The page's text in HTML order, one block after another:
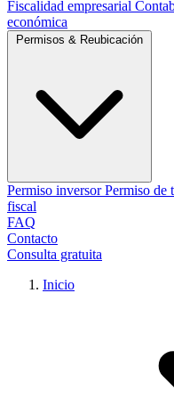
Fiscalidad empresarial
económica
Permiso inversorPermiso de
fiscal
FAQ
Contacto
Consulta gratuita
Inicio